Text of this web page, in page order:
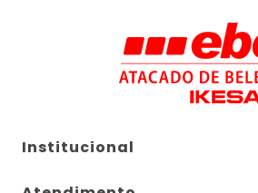
Institucional